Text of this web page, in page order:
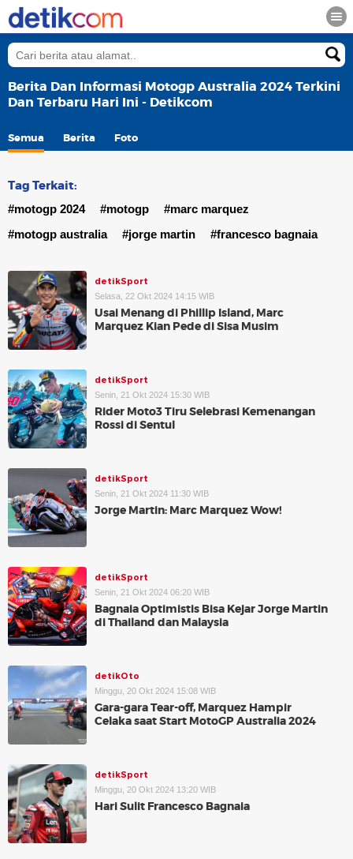
Berita Dan Informasi Motogp Australia 2024 Terkini
Dan Terbaru Hari Ini - Detikcom
Semua Berita Foto
Tag Terkait:
#motogp 2024 #motogp
#marc marquez
#motogp australia
#jorge martin #francesco bagnaia
detikSport
Selasa, 22 Okt 2024 14:15 WIB
Usai Menang di Phillip Island, Marc
Marquez Kian Pede di Sisa Musim
detikSport
Senin, 21 Okt 2024 15:30 WIB
Rider Moto3 Tiru Selebrasi Kemenangan
Rossi di Sentul
detikSport
Senin, 21 Okt 2024 11:30 WIB
Jorge Martin: Marc Marquez Wow!
detikSport
Senin, 21 Okt 2024 06:20 WIB
Bagnaia Optimistis Bisa Kejar Jorge Martin
di Thailand dan Malaysia
detikOto
Minggu, 20 Okt 2024 15:08 WIB
Gara-gara Tear-off, Marquez Hampir
Celaka saat Start MotoGP Australia 2024
detikSport
Minggu, 20 Okt 2024 13:20 WIB
Hari Sulit Francesco Bagnaia